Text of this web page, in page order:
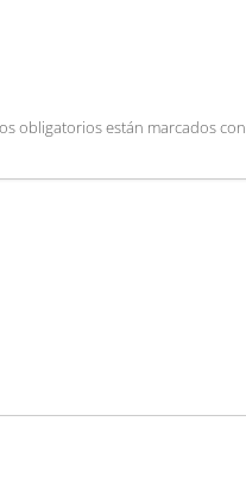
obligatorios están marcados con